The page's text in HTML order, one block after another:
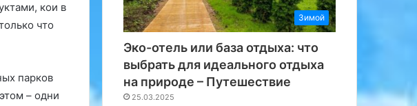
кои в
что
парков
– одни
Зимой
Эко-отель или база отдыха: что
выбрать для идеального отдыха
на природе – Путешествие
25.03.2025